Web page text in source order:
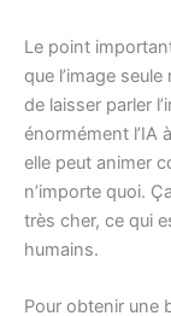
Le point
que l’image
de laisser parler
énormément l’IA
elle peut animer
n’importe quoi.
très cher, ce qui
humains.
Pour obtenir une